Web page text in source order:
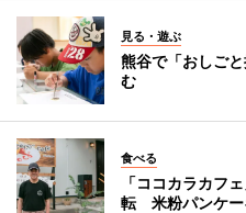
見る・遊ぶ
熊谷で「おしご
む
食べる
「ココカラカフ
転 米粉パンケー